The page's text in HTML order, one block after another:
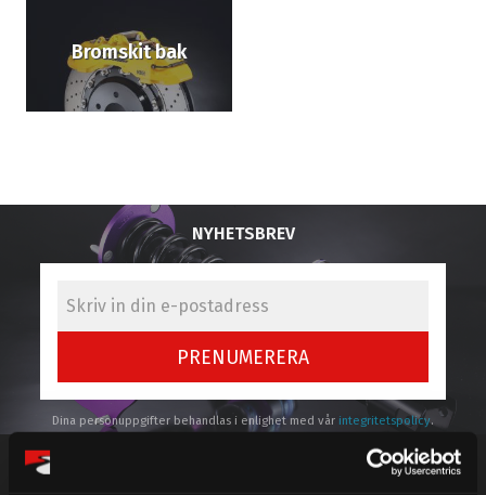
Bromskit bak
NYHETSBREV
PRENUMERERA
Dina personuppgifter behandlas i enlighet med vår integritetspolicy.